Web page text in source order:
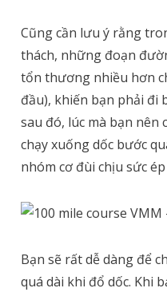
Cũng cần lưu ý rằng
thách, những đoạn
tổn thương nhiều hơn
đầu), khiến bạn phải đi
sau đó, lúc mà bạn nên
chạy xuống dốc bước
nhóm cơ đùi chịu sức
Bạn sẽ rất dễ dàng để
quá dài khi đổ dốc. Khi